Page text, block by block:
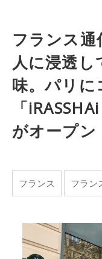
フランス
人に浸透し
味。パリ
「
がオープン
フランス フラン